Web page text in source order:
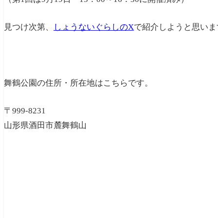
見つけ次第、 しょうないぐらしのXで紹介しようと思い
舞鶴公園の住所・所在地はこちらです。
〒999-8231
山形県酒田市麓舞鶴山